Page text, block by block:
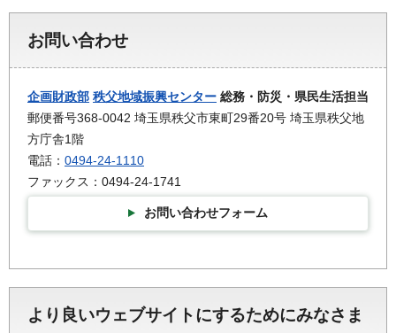
お問い合わせ
企画財政部 秩父地域振興センター 総務・防災・県民生活担当
郵便番号368-0042 埼玉県秩父市東町29番20号 埼玉県秩父地
方庁舎1階
電話： 0494-24-1110
ファックス：0494-24-1741
お問い合わせフォーム
より良いウェブサイトにするためにみなさま